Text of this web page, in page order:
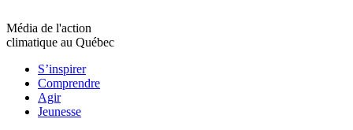
Média de l'action
climatique au Québec
S’inspirer
Comprendre
Agir
Jeunesse